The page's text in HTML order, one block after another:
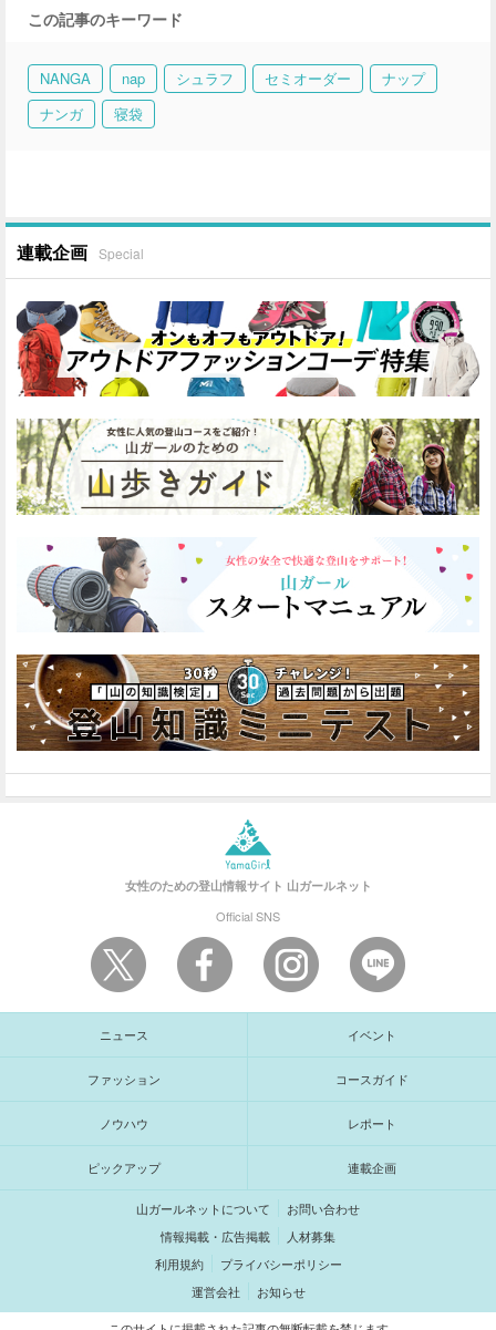
この記事のキーワード
NANGA nap シュラフ セミオーダー
ナップ
ナンガ
寝袋
連載企画 Special
女性のための登山情報サイト 山ガールネット
Official SNS
ニュース イベント
ファッション コースガイド
ノウハウ レポート
ピックアップ 連載企画
山ガールネットについて
お問い合わせ
情報掲載・広告掲載
人材募集
利用規約
プライバシーポリシー
運営会社
お知らせ